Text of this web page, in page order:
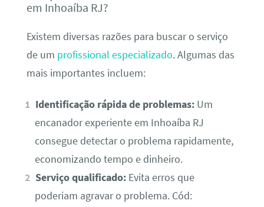
em Inhoaíba RJ?
Existem diversas razões para buscar o serviço
de um profissional especializado. Algumas das
mais importantes incluem:
Identificação rápida de problemas: Um
encanador experiente em Inhoaíba RJ
consegue detectar o problema rapidamente,
economizando tempo e dinheiro.
Serviço qualificado: Evita erros que
poderiam agravar o problema. Cód: